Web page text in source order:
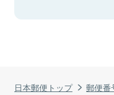
日本郵便トップ 郵便番